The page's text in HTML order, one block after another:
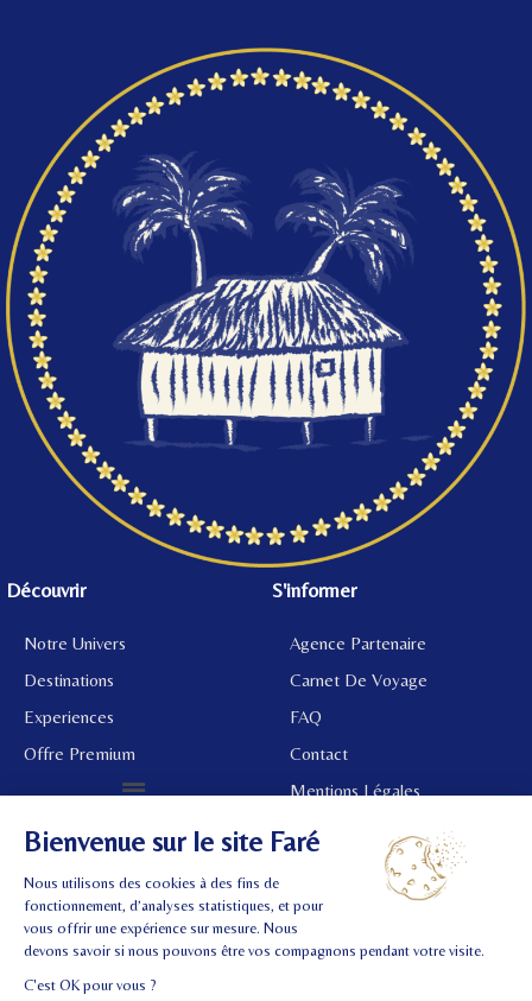
Découvrir
Notre Univers
Destinations
Experiences
Offre Premium
S'informer
Agence Partenaire
Carnet De Voyage
FAQ
Contact
Mentions Légales